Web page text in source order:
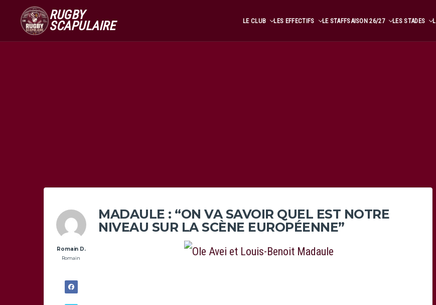
RUGBY
SCAPULAIRE LE CLUB LES EFFECTIFS LE STAFFSAISON 26/27 LES STADES
Romain D.
Romain
MADAULE : “ON VA SAVOIR QUEL EST NOTRE
NIVEAU SUR LA SCÈNE EUROPÉENNE”